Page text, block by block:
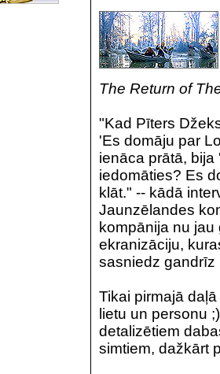
The Return of
"Kad Pīters
'Es domāju par
ienāca prātā,
iedomāties? Es
klāt." -- kādā
Jaunzēlandes
kompānija nu
ekranizāciju,
sasniedz gandrīz
Tikai pirmajā
lietu un personu
detalizētiem
simtiem, dažkārt